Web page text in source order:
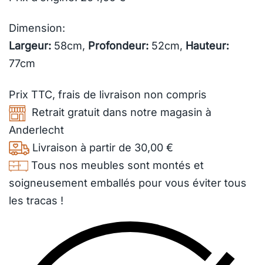
Dimension:
Largeur: 58cm, Profondeur: 52cm, Hauteur:
77cm
Prix TTC, frais de livraison non compris
Retrait gratuit dans notre magasin à
Anderlecht
Livraison à partir de 30,00 €
Tous nos meubles sont montés et
soigneusement emballés pour vous éviter tous
les tracas !